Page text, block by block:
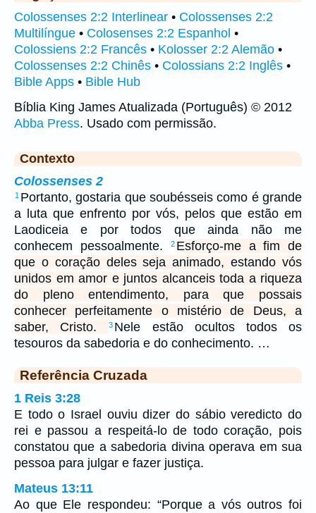
Colossenses 2:2 Interlinear • Colossenses 2:2
Multilíngue • Colosenses 2:2 Espanhol •
Colossiens 2:2 Francês • Kolosser 2:2 Alemão •
Colossenses 2:2 Chinês • Colossians 2:2 Inglês •
Bible Apps • Bible Hub
Bíblia King James Atualizada (Português) © 2012
Abba Press. Usado com permissão.
Contexto
Colossenses 2
1 Portanto, gostaria que soubésseis como é grande
a luta que enfrento por vós, pelos que estão em
Laodiceia e por todos que ainda não me
conhecem pessoalmente.
2 Esforço-me a fim de
que o coração deles seja animado, estando vós
unidos em amor e juntos alcanceis toda a riqueza
do pleno entendimento, para que possais
conhecer perfeitamente o mistério de Deus, a
saber, Cristo.
3 Nele estão ocultos todos os
tesouros da sabedoria e do conhecimento. …
Referência Cruzada
1 Reis 3:28
E todo o Israel ouviu dizer do sábio veredicto do
rei e passou a respeitá-lo de todo coração, pois
constatou que a sabedoria divina operava em sua
pessoa para julgar e fazer justiça.
Mateus 13:11
Ao que Ele respondeu: “Porque a vós outros foi